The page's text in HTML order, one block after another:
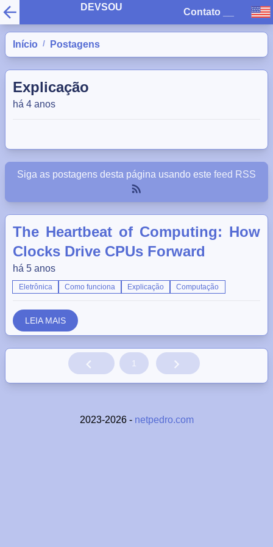
DEVSOU Contato
Início / Postagens
Explicação
há 4 anos
Siga as postagens desta página usando este feed RSS
The Heartbeat of Computing: How
Clocks Drive CPUs Forward
há 5 anos
Eletrônica Como funciona Explicação Computação
LEIA MAIS
1
2023-2026 - netpedro.com